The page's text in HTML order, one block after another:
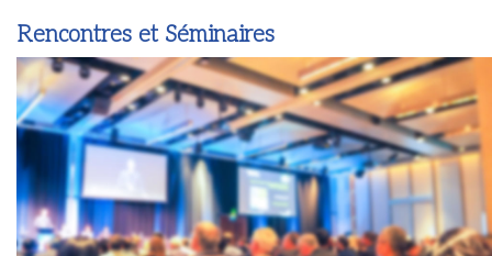
Rencontres et Séminaires